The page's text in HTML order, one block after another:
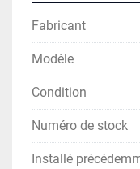
Fabricant
Modèle
Condition
Numéro de stock
Installé